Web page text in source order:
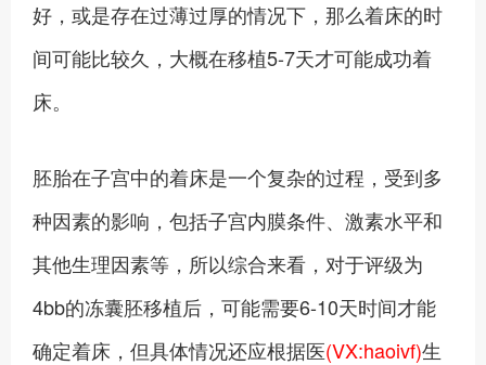
好，或是存在过薄过厚的情况下，那么着床的时
间可能比较久，大概在移植5-7天才可能成功着
床。
胚胎在子宫中的着床是一个复杂的过程，受到多
种因素的影响，包括子宫内膜条件、激素水平和
其他生理因素等，所以综合来看，对于评级为
4bb的冻囊胚移植后，可能需要6-10天时间才能
确定着床，但具体情况还应根据医(VX:haoivf)生